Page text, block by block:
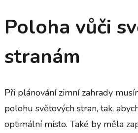
Poloha vůči
stranám
Při plánování zimní zahrady
polohu světových stran, tak,
optimální místo. Také by měla